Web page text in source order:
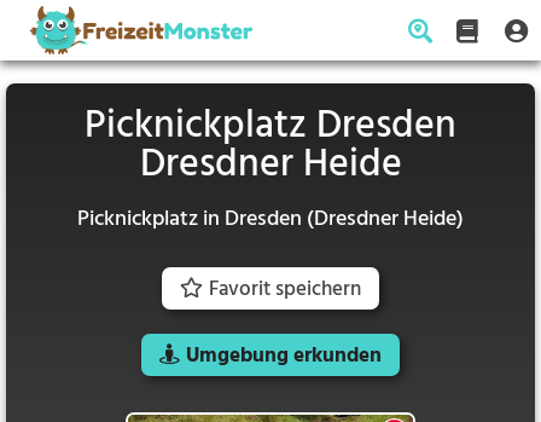
Picknickplatz Dresden
Dresdner Heide
Picknickplatz in Dresden (Dresdner Heide)
Favorit speichern
Umgebung erkunden